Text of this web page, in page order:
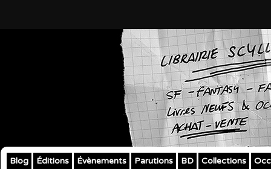
Blog Éditions Évènements Parutions BD Collections